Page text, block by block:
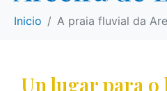
Inicio A praia fluvial da
Un lugar para o